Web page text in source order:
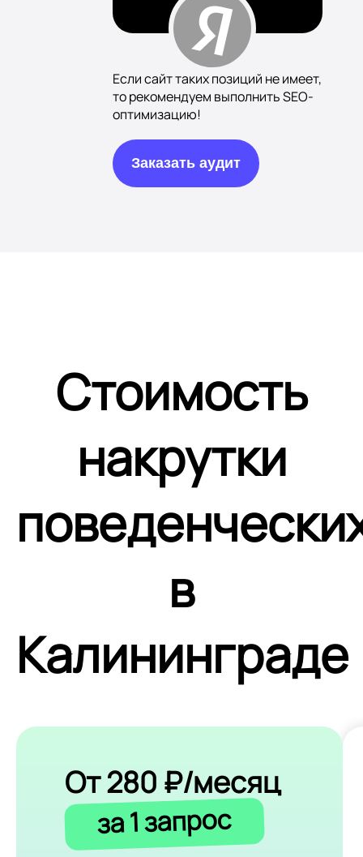
Если сайт таких позиций не имеет,
то рекомендуем выполнить SEO-
оптимизацию!
Заказать аудит
Стоимость
накрутки
в
Калининграде
От 280 ₽/месяц
за 1 запрос